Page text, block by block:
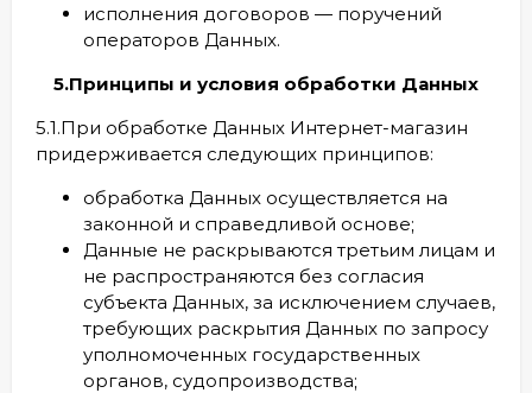
исполнения договоров — поручений
операторов Данных.
5.Принципы и условия обработки Данных
5.1.При обработке Данных Интернет-магазин
придерживается следующих принципов:
обработка Данных осуществляется на
законной и справедливой основе;
Данные не раскрываются третьим лицам и
не распространяются без согласия
субъекта Данных, за исключением случаев,
требующих раскрытия Данных по запросу
уполномоченных государственных
органов, судопроизводства;